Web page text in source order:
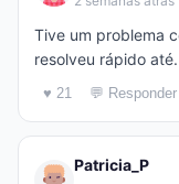
Tive um problema
resolveu rápido até.
♥ 21 💬 Responder
Patricia_P